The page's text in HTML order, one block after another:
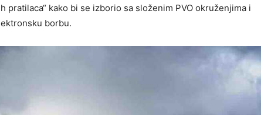
kako bi se izborio sa složenim PVO okruženjima i
borbu.